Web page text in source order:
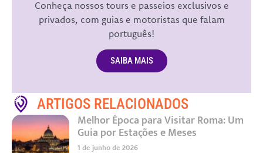
Conheça nossos tours e passeios exclusivos e
privados, com guias e motoristas que falam
português!
SAIBA MAIS
ARTIGOS RELACIONADOS
Melhor Época para Visitar Roma: Um
Guia por Estações e Meses
1 de junho de 2026